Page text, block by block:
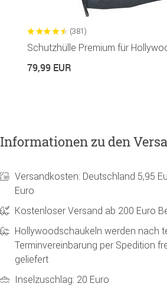
(381)
Schutzhülle Premium für
79,99 EUR
Informationen zu den
Versandkosten: Deutschland 5,95
Euro
Kostenloser Versand ab 200 Euro
Hollywoodschaukeln werden nach
Terminvereinbarung per Spedition
geliefert
Inselzuschlag: 20 Euro